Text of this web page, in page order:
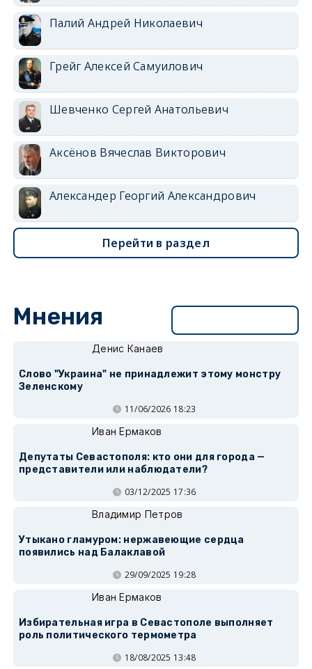
Палий Андрей Николаевич
Грейг Алексей Самуилович
Шевченко Сергей Анатольевич
Аксёнов Вячеслав Викторович
Александер Георгий Александрович
Перейти в раздел
Мнения
Денис Канаев
Слово "Украина" не принадлежит этому монстру
Зеленскому
11/06/2026 18:23
Иван Ермаков
Депутаты Севастополя: кто они для города —
представители или наблюдатели?
03/12/2025 17:36
Владимир Петров
Утыкано гламуром: нержавеющие сердца
появились над Балаклавой
29/09/2025 19:28
Иван Ермаков
Избирательная игра в Севастополе выполняет
роль политического термометра
18/08/2025 13:48